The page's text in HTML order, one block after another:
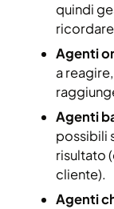
quindi
Agenti
a
Agenti
possibili
risultato
cliente).
Agenti